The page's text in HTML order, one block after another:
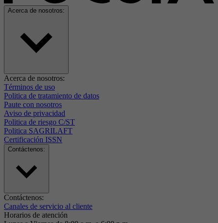
Acerca de nosotros:
Acerca de nosotros:
Términos de uso
Politica de tratamiento de datos
Paute con nosotros
Aviso de privacidad
Politica de riesgo C/ST
Politica SAGRILAFT
Certificación ISSN
Contáctenos:
Contáctenos:
Canales de servicio al cliente
Horarios de atención